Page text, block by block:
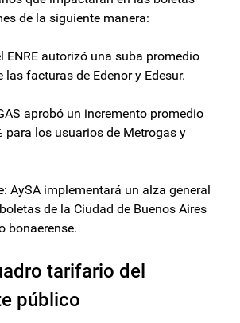
de la siguiente manera:
ENRE autorizó una suba promedio
las facturas de Edenor y Edesur.
aprobó un incremento promedio
para los usuarios de Metrogas y
AySA implementará un alza general
de la Ciudad de Buenos Aires
bonaerense.
tarifario del
público